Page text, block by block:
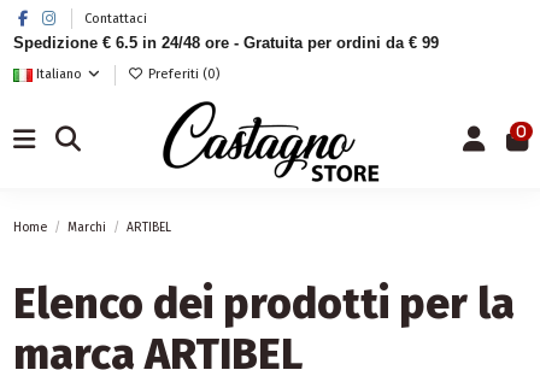
Contattaci
Spedizione € 6.5 in 24/48 ore - Gratuita per ordini da € 99
Italiano Preferiti (0)
0
Home Marchi ARTIBEL
Elenco dei prodotti per la
marca ARTIBEL